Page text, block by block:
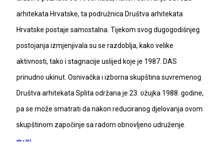
arhitekata Hrvatske, ta podružnica Društva arhitekata
Hrvatske postaje samostalna. Tijekom svog dugogodišnjeg
postojanja izmjenjivala su se razdoblja, kako velike
aktivnosti, tako i stagnacije uslijed koje je 1987. DAS
prinudno ukinut. Osnivačka i izborna skupština suvremenog
Društva arhitekata Splita održana je 23. ožujka 1988. godine,
pa se može smatrati da nakon reduciranog djelovanja ovom
skupštinom započinje sa radom obnovljeno udruženje.
više o DAS